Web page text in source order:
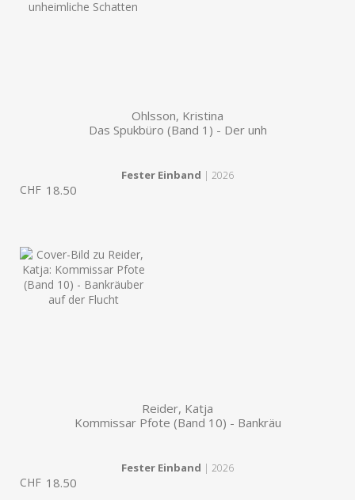
Ohlsson, Kristina
Das Spukbüro (Band 1) - Der unh
Fester Einband | 2026
CHF 18.50
Reider, Katja
Kommissar Pfote (Band 10) - Bankräu
Fester Einband | 2026
CHF 18.50